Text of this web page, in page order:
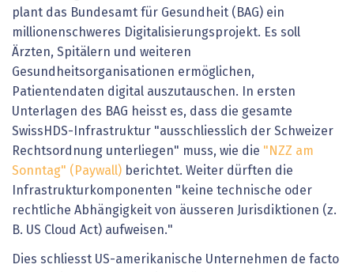
plant das Bundesamt für Gesundheit (BAG) ein
millionenschweres Digitalisierungsprojekt. Es soll
Ärzten, Spitälern und weiteren
Gesundheitsorganisationen ermöglichen,
Patientendaten digital auszutauschen. In ersten
Unterlagen des BAG heisst es, dass die gesamte
SwissHDS-Infrastruktur "ausschliesslich der Schweizer
Rechtsordnung unterliegen" muss, wie die "NZZ am
Sonntag" (Paywall) berichtet. Weiter dürften die
Infrastrukturkomponenten "keine technische oder
rechtliche Abhängigkeit von äusseren Jurisdiktionen (z.
B. US Cloud Act) aufweisen."
Dies schliesst US-amerikanische Unternehmen de facto